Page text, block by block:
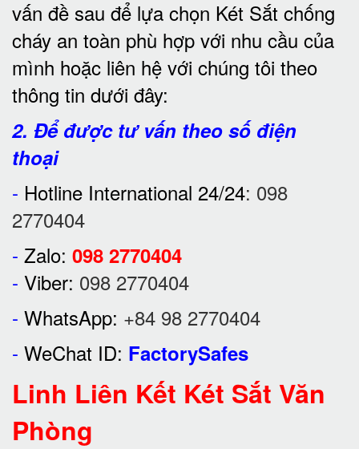
vấn đề sau để lựa chọn Két Sắt chống
cháy an toàn phù hợp với nhu cầu của
mình hoặc liên hệ với chúng tôi theo
thông tin dưới đây:
2. Để được tư vấn theo số điện
thoại
- Hotline International 24/24: 098
2770404
- Zalo: 098 2770404
- Viber: 098 2770404
- WhatsApp: +84 98 2770404
- WeChat ID: FactorySafes
Linh Liên Kết Két Sắt Văn
Phòng